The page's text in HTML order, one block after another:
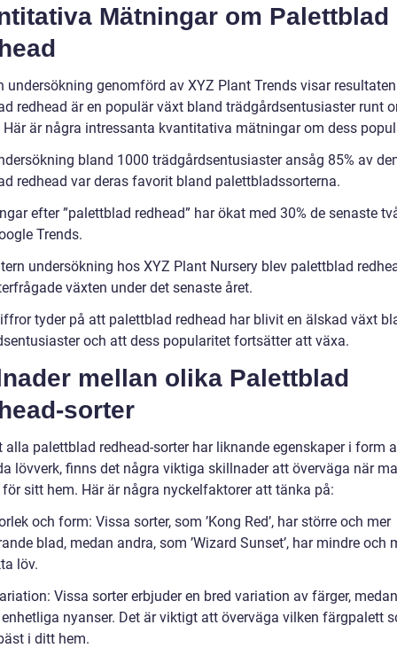
Mätningar om Palettblad
undersökning genomförd av XYZ Plant Trends visar
redhead är en populär växt bland trädgårdsentusiaster runt
Här är några intressanta kvantitativa mätningar om dess
bland 1000 trädgårdsentusiaster ansåg 85% av
redhead var deras favorit bland palettbladssorterna.
efter ”palettblad redhead” har ökat med 30% de senaste
Trends.
undersökning hos XYZ Plant Nursery blev palettblad
växten under det senaste året.
tyder på att palettblad redhead har blivit en älskad växt
och att dess popularitet fortsätter att växa.
mellan olika Palettblad
sorter
alla palettblad redhead-sorter har liknande egenskaper i form
lövverk, finns det några viktiga skillnader att överväga när
sitt hem. Här är några nyckelfaktorer att tänka på:
och form: Vissa sorter, som ’Kong Red’, har större och mer
blad, medan andra, som ’Wizard Sunset’, har mindre och
löv.
Vissa sorter erbjuder en bred variation av färger,
nyanser. Det är viktigt att överväga vilken färgpalett
i ditt hem.